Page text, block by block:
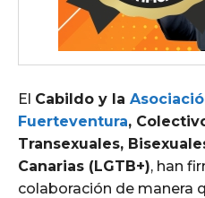
El Cabildo y la
Fuerteventura,
Transexuales,
Canarias (LGTB+), han
colaboración de manera